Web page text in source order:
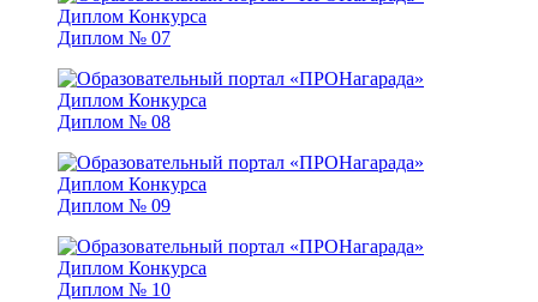
Диплом № 07
Диплом № 08
Диплом № 09
Диплом № 10